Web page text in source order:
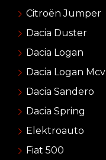
Citroën Jumper
Dacia Duster
Dacia Logan
Dacia Logan Mcv
Dacia Sandero
Dacia Spring
Elektroauto
Fiat 500